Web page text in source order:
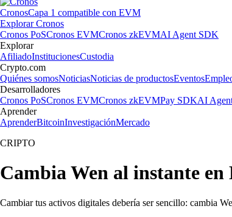
CronosCapa 1 compatible con EVM
Explorar Cronos
Cronos PoSCronos EVMCronos zkEVMAI Agent SDK
Explorar
AfiliadoInstitucionesCustodia
Crypto.com
Quiénes somosNoticiasNoticias de productosEventos
Desarrolladores
Cronos PoSCronos EVMCronos zkEVMPay SDKAI
Aprender
AprenderBitcoinInvestigaciónMercado
CRIPTO
Cambia Wen al instante en
Cambiar tus activos digitales debería ser sencillo: cambia